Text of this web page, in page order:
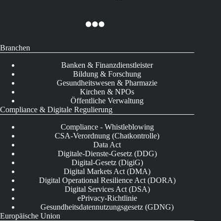
Branchen
Banken & Finanzdienstleister
Bildung & Forschung
Gesundheitswesen & Pharmazie
Kirchen & NPOs
Öffentliche Verwaltung
Compliance & Digitale Regulierung
Compliance - Whistleblowing
CSA-Verordnung (Chatkontrolle)
Data Act
Digitale-Dienste-Gesetz (DDG)
Digital-Gesetz (DigiG)
Digital Markets Act (DMA)
Digital Operational Resilience Act (DORA)
Digital Services Act (DSA)
ePrivacy-Richtlinie
Gesundheitsdatennutzungsgesetz (GDNG)
Europäische Union